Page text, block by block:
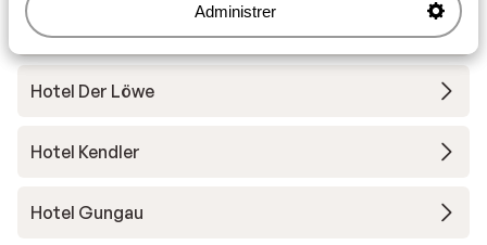
Administrer
Hotel Alpin Juwel
Hotel Der Löwe
Hotel Kendler
Hotel Gungau